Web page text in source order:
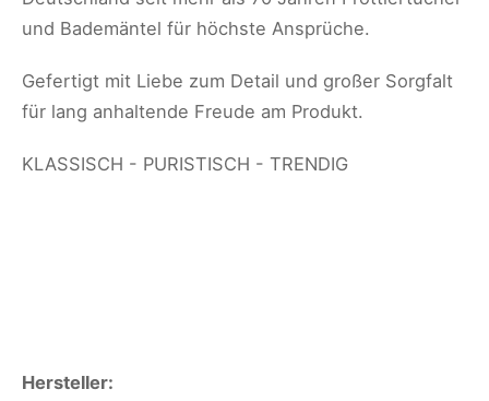
und Bademäntel für höchste Ansprüche.
Gefertigt mit Liebe zum Detail und großer Sorgfalt
für lang anhaltende Freude am Produkt.
KLASSISCH - PURISTISCH - TRENDIG
Hersteller: